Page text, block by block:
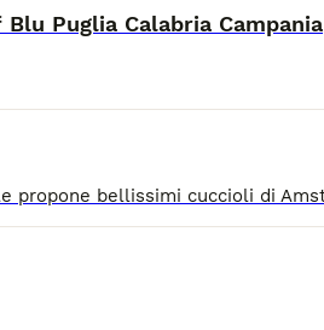
Puglia Calabria Campania